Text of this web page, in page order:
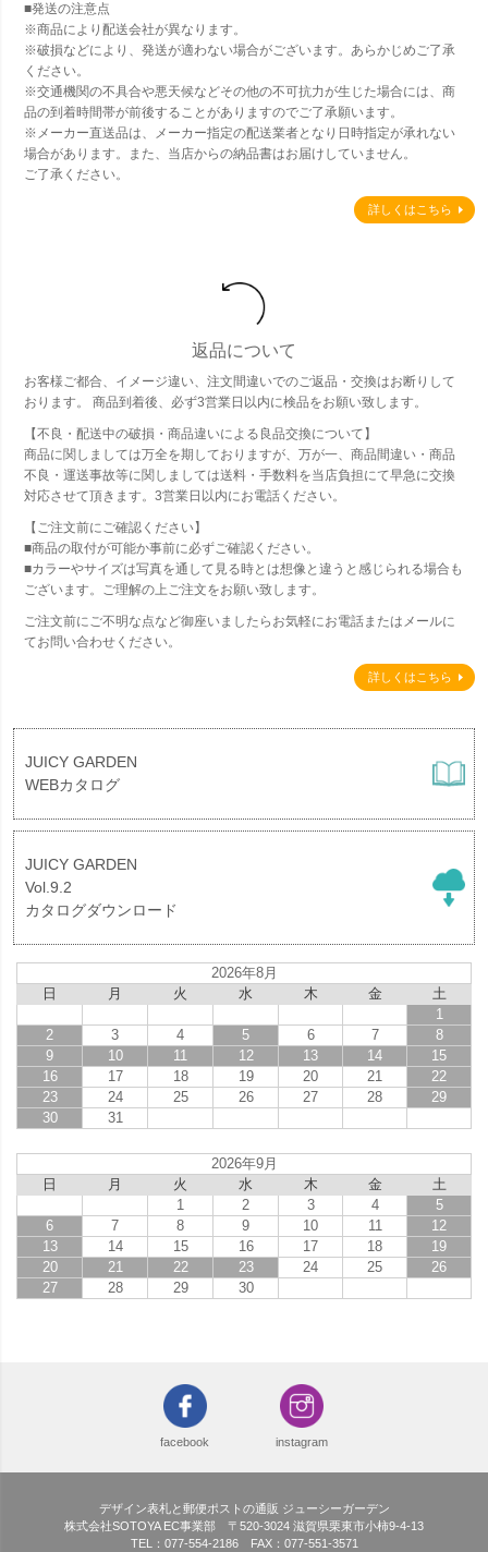
■発送の注意点
※商品により配送会社が異なります。
※破損などにより、発送が適わない場合がございます。あらかじめご了承
ください。
※交通機関の不具合や悪天候などその他の不可抗力が生じた場合には、商
品の到着時間帯が前後することがありますのでご了承願います。
※メーカー直送品は、メーカー指定の配送業者となり日時指定が承れない
場合があります。また、当店からの納品書はお届けしていません。
ご了承ください。
詳しくはこちら
返品について
お客様ご都合、イメージ違い、注文間違いでのご返品・交換はお断りして
おります。 商品到着後、必ず3営業日以内に検品をお願い致します。
【不良・配送中の破損・商品違いによる良品交換について】
商品に関しましては万全を期しておりますが、万が一、商品間違い・商品
不良・運送事故等に関しましては送料・手数料を当店負担にて早急に交換
対応させて頂きます。3営業日以内にお電話ください。
【ご注文前にご確認ください】
■商品の取付が可能か事前に必ずご確認ください。
■カラーやサイズは写真を通して見る時とは想像と違うと感じられる場合も
ございます。ご理解の上ご注文をお願い致します。
ご注文前にご不明な点など御座いましたらお気軽にお電話またはメールに
てお問い合わせください。
詳しくはこちら
JUICY GARDEN
WEBカタログ
JUICY GARDEN
Vol.9.2
カタログダウンロード
2026年8月
日
月 火 水 木 金
土
1
2
3 4 5 6 7
8
9
10 11 12 13 14
15
16
17 18 19 20 21
22
23
24 25 26 27 28
29
30
31
2026年9月
日
月 火 水 木 金
土
1
2 3 4
5
6
7 8 9 10 11
12
13
14 15 16 17 18
19
20
21 22 23 24 25
26
27
28 29 30
facebook instagram
デザイン表札と郵便ポストの通販 ジューシーガーデン
株式会社SOTOYA EC事業部 〒520-3024 滋賀県栗東市小柿9-4-13
TEL：077-554-2186 FAX：077-551-3571